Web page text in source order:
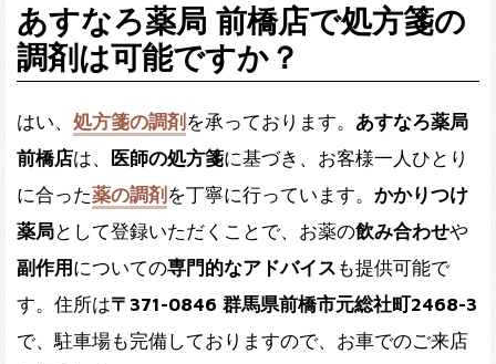
あすなろ薬局 前橋店で処方箋の
調剤は可能ですか？
はい、 処方箋の調剤 を承っております。 あすなろ薬局
前橋店は、 医師の処方箋に基づき、お客様一人ひとり
に合った薬の調剤 を丁寧に行っています。 かかりつけ
薬局として登録いただくことで、お薬の飲み合わせや
副作用についての専門的なアドバイス も提供可能で
す。住所は〒371-0846 群馬県前橋市元総社町2468-3
で、駐車場も完備しておりますので、お車でのご来店